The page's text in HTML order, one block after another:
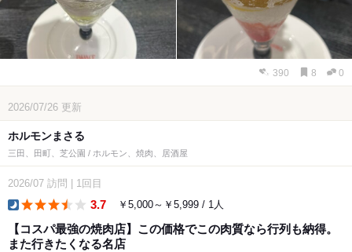
390 8 0
2026/07/26 更新
ホルモンまさる
三田、田町、芝公園 / ホルモン、焼肉、居酒屋
2026/07 訪問 1回目
3.7 ￥5,000～￥5,999 / 1人
【コスパ最強の焼肉店】この価格でこの肉質なら行列も納得。
また行きたくなる名店